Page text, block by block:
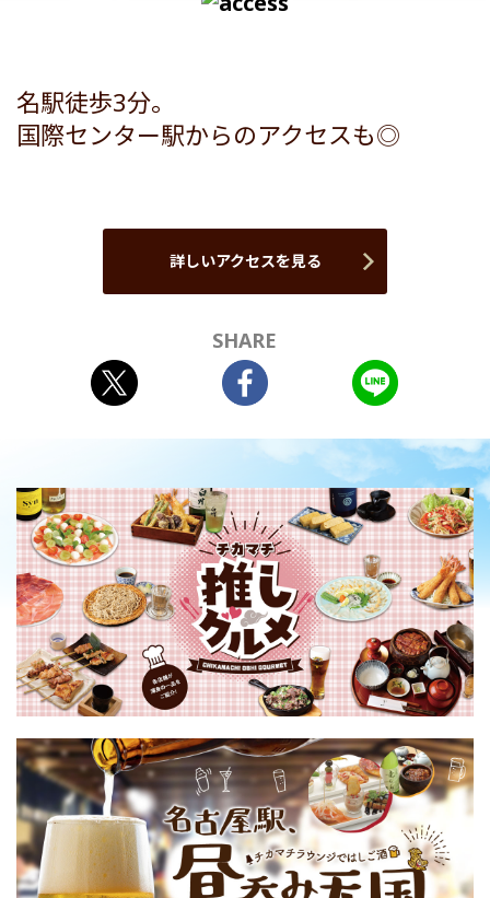
名駅徒歩3分。
国際センター駅からのアクセスも◎
詳しいアクセスを見る
SHARE